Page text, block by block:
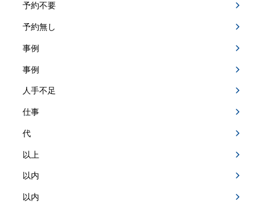
予約不要
予約無し
事例
事例
人手不足
仕事
代
以上
以内
以内